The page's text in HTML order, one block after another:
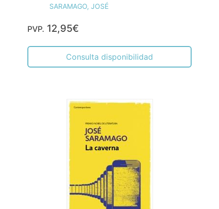
SARAMAGO, JOSÉ
PVP. 12,95€
Consulta disponibilidad